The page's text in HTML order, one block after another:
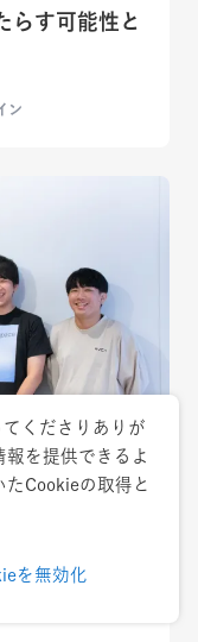
らす可能性と
ン
2026.1.19
リサーチ──
す、ソフトバ
くださりありが
を提供できるよ
たCookieの取得と
を無効化